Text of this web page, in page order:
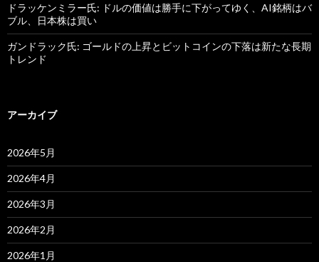
ドラッケンミラー氏: ドルの価値は勝手に下がってゆく、AI銘柄はバ
ブル、日本株は買い
ガンドラック氏: ゴールドの上昇とビットコインの下落は新たな長期
トレンド
アーカイブ
2026年5月
2026年4月
2026年3月
2026年2月
2026年1月